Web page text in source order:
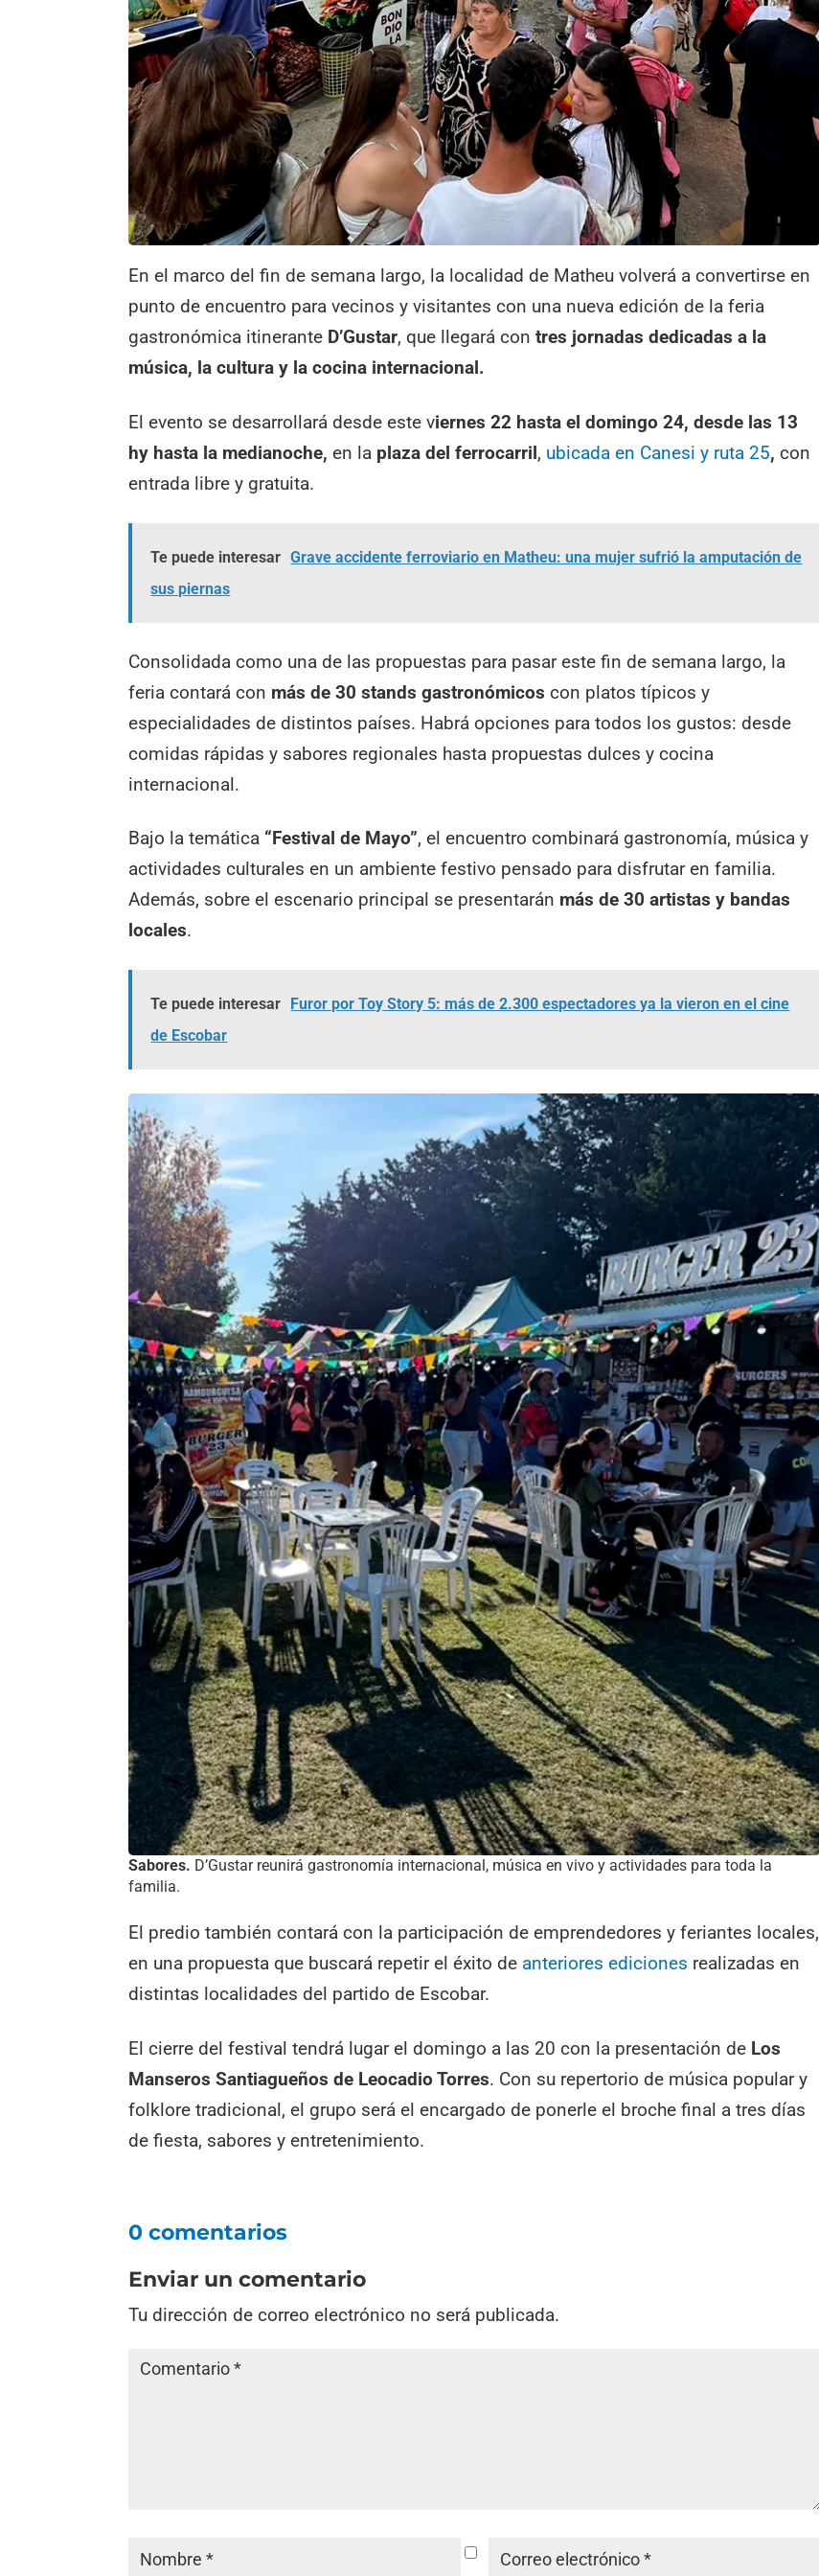
En el marco del fin de semana largo, la localidad de Matheu volverá a convertirse en
punto de encuentro para vecinos y visitantes con una nueva edición de la feria
gastronómica itinerante D’Gustar, que llegará contres jornadas dedicadas a la
música, la cultura y la cocina internacional.
El evento se desarrollará desde este viernes 22 hasta el domingo 24, desde las 13
hy hasta la medianoche, en la plaza del ferrocarril, ubicada en Canesi y ruta 25, con
entrada libre y gratuita.
Te puede interesar Grave accidente ferroviario en Matheu: una mujer sufrió la amputación de
sus piernas
Consolidada como una de las propuestas para pasar este fin de semana largo, la
feria contará con más de 30 stands gastronómicos con platos típicos y
especialidades de distintos países. Habrá opciones para todos los gustos: desde
comidas rápidas y sabores regionales hasta propuestas dulces y cocina
internacional.
Bajo la temática “Festival de Mayo”, el encuentro combinará gastronomía, música y
actividades culturales en un ambiente festivo pensado para disfrutar en familia.
Además, sobre el escenario principal se presentarán más de 30 artistas y bandas
locales.
Te puede interesar Furor por Toy Story 5: más de 2.300 espectadores ya la vieron en el cine
de Escobar
Sabores. D’Gustar reunirá gastronomía internacional, música en vivo y actividades para toda la
familia.
El predio también contará con la participación de emprendedores y feriantes locales,
en una propuesta que buscará repetir el éxito de anteriores ediciones realizadas en
distintas localidades del partido de Escobar.
El cierre del festival tendrá lugar el domingo a las 20 con la presentación de Los
Manseros Santiagueños de Leocadio Torres. Con su repertorio de música popular y
folklore tradicional, el grupo será el encargado de ponerle el broche final a tres días
de fiesta, sabores y entretenimiento.
0 comentarios
Enviar un comentario
Tu dirección de correo electrónico no será publicada.